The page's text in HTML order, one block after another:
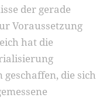
der gerade
Voraussetzung
hat die
die sich